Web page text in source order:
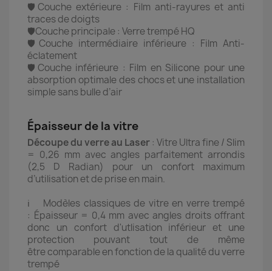
🛡️Couche extérieure : Film anti-rayures et anti
traces de doigts
🛡️Couche principale : Verre trempé HQ
🛡️Couche intermédiaire inférieure : Film Anti-
éclatement
🛡️Couche inférieure : Film en Silicone pour une
absorption optimale des chocs et une installation
simple sans bulle d’air
Épaisseur de la vitre
Découpe du verre au Laser : Vitre Ultra fine / Slim
= 0,26 mm avec angles parfaitement arrondis
(2,5 D Radian) pour un confort maximum
d’utilisation et de prise en main.
ℹ️ Modèles classiques de vitre en verre trempé
: Épaisseur = 0,4 mm avec angles droits offrant
donc un confort d'utlisation inférieur et une
protection pouvant tout de même
être comparable en fonction de la qualité du verre
trempé